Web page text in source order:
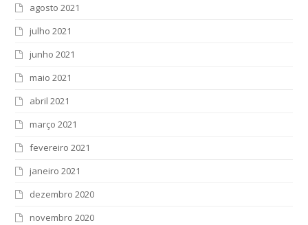
agosto 2021
julho 2021
junho 2021
maio 2021
abril 2021
março 2021
fevereiro 2021
janeiro 2021
dezembro 2020
novembro 2020